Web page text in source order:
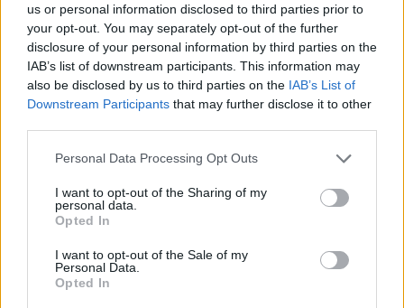
us or personal information disclosed to third parties prior to
your opt-out. You may separately opt-out of the further
disclosure of your personal information by third parties on the
IAB’s list of downstream participants. This information may
also be disclosed by us to third parties on the IAB’s List of
Downstream Participants that may further disclose it to other
Personal Data Processing Opt Outs
I want to opt-out of the Sharing of my
personal data.
Opted In
I want to opt-out of the Sale of my
Personal Data.
Opted In
2026. augusztus 08., szombat
A román radarok nem észlelték a
végül Bulgáriában felrobbant drónt